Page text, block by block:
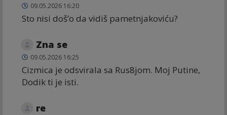
09.05.2026 16:20
Sto nisi doš’o da vidiš pametnjakoviću?
Zna se
09.05.2026 16:25
Cizmica je odsvirala sa Rus8jom. Moj Putine,
Dodik ti je isti.
re